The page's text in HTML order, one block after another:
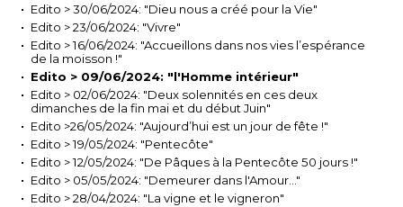
Edito > 30/06/2024: "Dieu nous a créé pour la Vie"
Edito > 23/06/2024: "Vivre"
Edito > 16/06/2024: "Accueillons dans nos vies l’espérance
de la moisson !"
Edito > 09/06/2024: "l'Homme intérieur"
Edito > 02/06/2024: "Deux solennités en ces deux
dimanches de la fin mai et du début Juin"
Edito >26/05/2024: "Aujourd’hui est un jour de fête !"
Edito > 19/05/2024: "Pentecôte"
Edito > 12/05/2024: "De Pâques à la Pentecôte 50 jours !"
Edito > 05/05/2024: "Demeurer dans l'Amour..."
Edito > 28/04/2024: "La vigne et le vigneron"